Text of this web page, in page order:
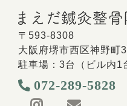
〒593-8308
大阪府堺市西区神野町
駐車場：3台（ビル内1
072-289-5828